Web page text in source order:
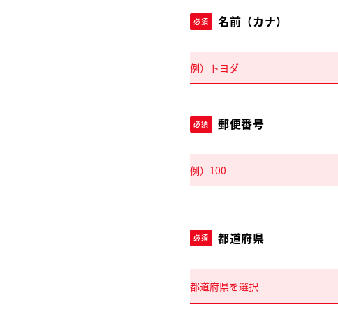
必須 名前（カナ）
必須 郵便番号
必須 都道府県